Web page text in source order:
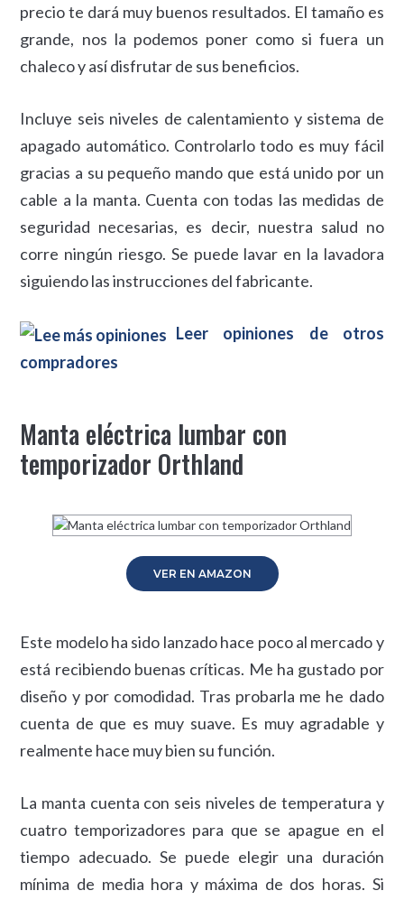
precio te dará muy buenos resultados. El tamaño es
grande, nos la podemos poner como si fuera un
chaleco y así disfrutar de sus beneficios.
Incluye seis niveles de calentamiento y sistema de
apagado automático. Controlarlo todo es muy fácil
gracias a su pequeño mando que está unido por un
cable a la manta. Cuenta con todas las medidas de
seguridad necesarias, es decir, nuestra salud no
corre ningún riesgo. Se puede lavar en la lavadora
siguiendo las instrucciones del fabricante.
Leer opiniones de otros
compradores
Manta eléctrica lumbar con
temporizador Orthland
VER EN AMAZON
Este modelo ha sido lanzado hace poco al mercado y
está recibiendo buenas críticas. Me ha gustado por
diseño y por comodidad. Tras probarla me he dado
cuenta de que es muy suave. Es muy agradable y
realmente hace muy bien su función.
La manta cuenta con seis niveles de temperatura y
cuatro temporizadores para que se apague en el
tiempo adecuado. Se puede elegir una duración
mínima de media hora y máxima de dos horas. Si